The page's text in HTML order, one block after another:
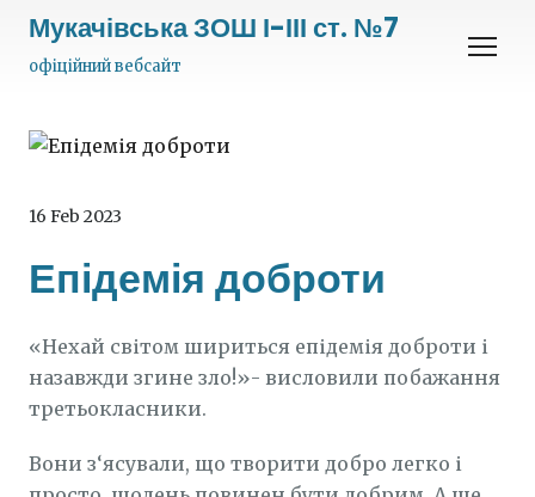
Мукачівська ЗОШ І-ІІІ ст. №7
офіційний вебсайт
16 Feb 2023
Епідемія доброти
«Нехай світом шириться епідемія доброти і
назавжди згине зло!»- висловили побажання
третьокласники.
Вони з‘ясували, що творити добро легко і